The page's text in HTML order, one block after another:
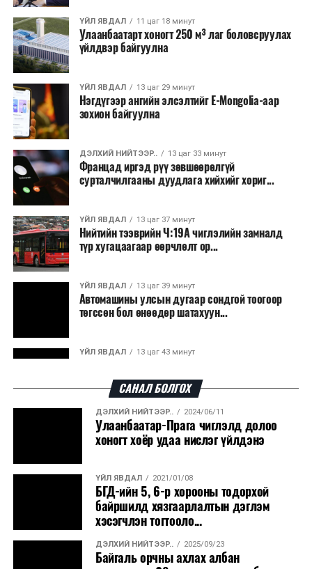
анхааруулсан бөгөөд энэ нь гал унтраах ажиллагаанд
шинэ сорилт учруулж болзошгүйг онцолжээ.
ҮЙЛ ЯВДАЛ 11 цаг 18 минут
Улаанбаатарт хоногт 250 м³ лаг боловсруулах
үйлдвэр байгуулна
ҮЙЛ ЯВДАЛ 13 цаг 29 минут
Нэгдүгээр ангийн элсэлтийг E-Mongolia-аар
зохион байгуулна
ДЭЛХИЙ НИЙТЭЭР.. 13 цаг 33 минут
Францад иргэд рүү зөвшөөрөлгүй
сурталчилгааны дуудлага хийхийг хориг...
ҮЙЛ ЯВДАЛ 13 цаг 37 минут
Нийтийн тээврийн Ч:19А чиглэлийн замналд
түр хугацаагаар өөрчлөлт ор...
ҮЙЛ ЯВДАЛ 13 цаг 39 минут
Автомашины улсын дугаар сондгой тоогоор
төгссөн бол өнөөдөр шатахуун...
ҮЙЛ ЯВДАЛ 13 цаг 43 минут
ДЭЛХИЙ НИЙТЭЭР.. 2026/08/06
“Уралдронзавод” компанийн ерөнхий
захирлын автомашиныг дэлбэлжээ...
ҮЙЛ ЯВДАЛ 2026/08/06
Сүхбаатар боомтоор тав хоногт 10 мянга гаруй
тонн АИ-92 автобензин и...
ДЭЛХИЙ НИЙТЭЭР.. 2026/08/06
Вашингтон мужийн ой хээрийн түймрийг
САНАЛ БОЛГОХ
ДЭЛХИЙ НИЙТЭЭР.. 2024/06/11
Улаанбаатар-Прага чиглэлд долоо
хоногт хоёр удаа нислэг үйлдэнэ
ҮЙЛ ЯВДАЛ 2021/01/08
БГД-ийн 5, 6-р хорооны тодорхой
байршилд хязгаарлалтын дэглэм
хэсэгчлэн тогтооло...
ДЭЛХИЙ НИЙТЭЭР.. 2025/09/23
Байгаль орчны ахлах албан